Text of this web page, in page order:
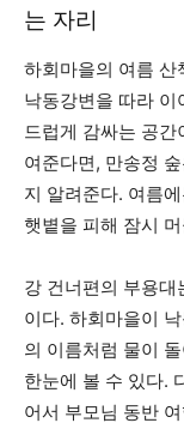
는 자리
하회마을의 여름 산
낙동강변을 따라
드럽게 감싸는 공
여준다면, 만송정
지 알려준다. 여름
햇볕을 피해 잠시
강 건너편의 부용대
이다. 하회마을이
의 이름처럼 물이
한눈에 볼 수 있다.
어서 부모님 동반